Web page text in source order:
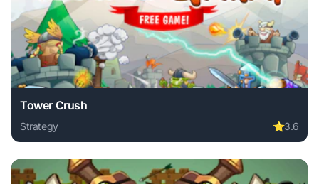
Tower Crush
Strategy ⭐3.6
Play Tower Crush online free. strategy game, no